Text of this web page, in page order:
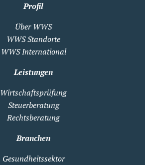
Profil
Über WWS
WWS Standorte
WWS International
Leistungen
Wirtschaftsprüfung
Steuerberatung
Rechtsberatung
Branchen
Gesundheitssektor